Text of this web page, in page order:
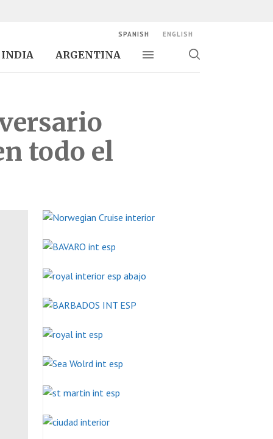
INDIA ARGENTINA
Alternar navegación
Alternar
SPANISH ENGLISH
todo el